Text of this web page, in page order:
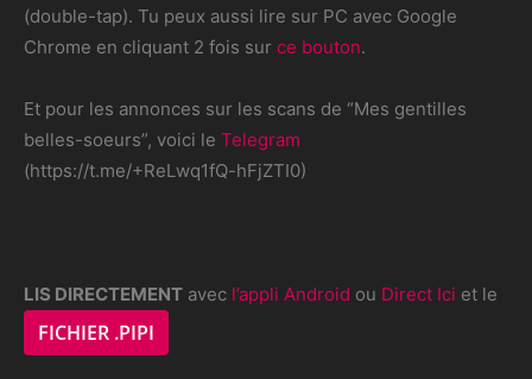
(double-tap). Tu peux aussi lire sur PC avec Google
Chrome en cliquant 2 fois sur ce bouton.
Et pour les annonces sur les scans de “Mes gentilles
belles-soeurs”, voici le Telegram
(https://t.me/+ReLwq1fQ-hFjZTI0)
LIS DIRECTEMENT avec l’appli Android ou Direct Ici et le
FICHIER .PIPI